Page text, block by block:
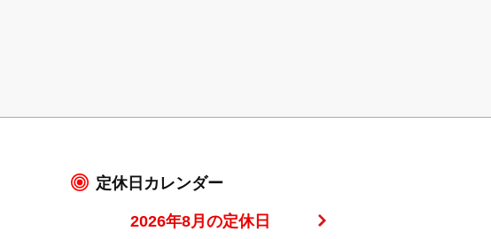
定休日カレンダー
2026年8月の定休日